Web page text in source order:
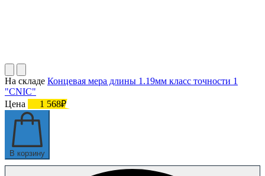
На складе Концевая мера длины 1.19мм класс точности 1
"CNIC"
Цена
1 568₽
В корзину